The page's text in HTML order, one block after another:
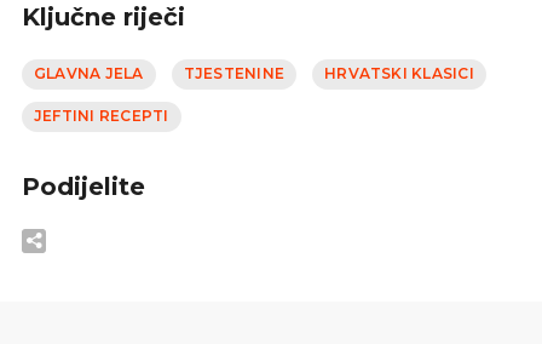
Ključne riječi
GLAVNA JELA TJESTENINE HRVATSKI KLASICI
JEFTINI RECEPTI
Podijelite